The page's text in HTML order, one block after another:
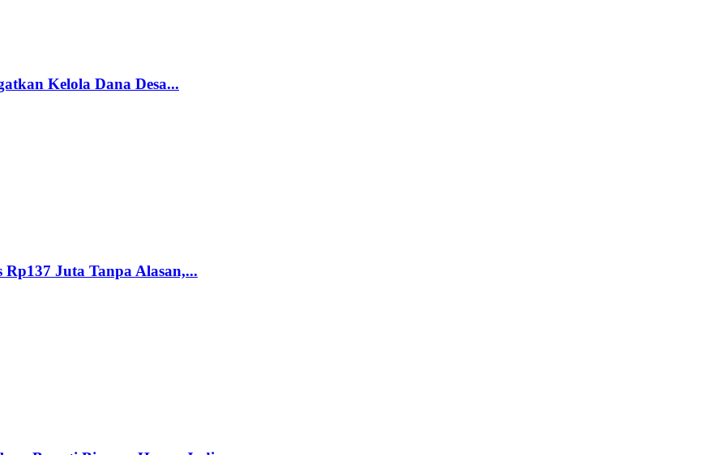
Kelola Dana Desa...
Juta Tanpa Alasan,...